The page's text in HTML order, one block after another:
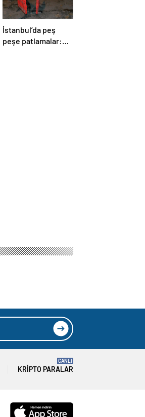
İstanbul’da peş
peşe patlamalar:
KRIPTO PARALAR
CANLI